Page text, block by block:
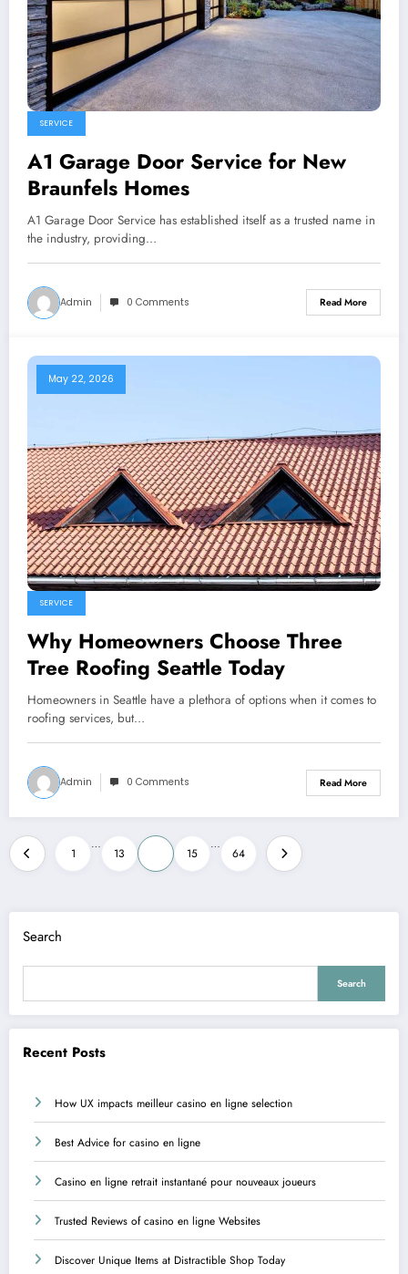
SERVICE
A1 Garage Door Service for New
Braunfels Homes
A1 Garage Door Service has established itself as a trusted name in
the industry, providing…
Admin 0 Comments Read More
May 22, 2026
SERVICE
Why Homeowners Choose Three
Tree Roofing Seattle Today
Homeowners in Seattle have a plethora of options when it comes to
roofing services, but…
Admin 0 Comments Read More
Posts
pagination
1
…
13 15
…
64
Search
Search
Recent Posts
How UX impacts meilleur casino en ligne selection
Best Advice for casino en ligne
Casino en ligne retrait instantané pour nouveaux joueurs
Trusted Reviews of casino en ligne Websites
Discover Unique Items at Distractible Shop Today